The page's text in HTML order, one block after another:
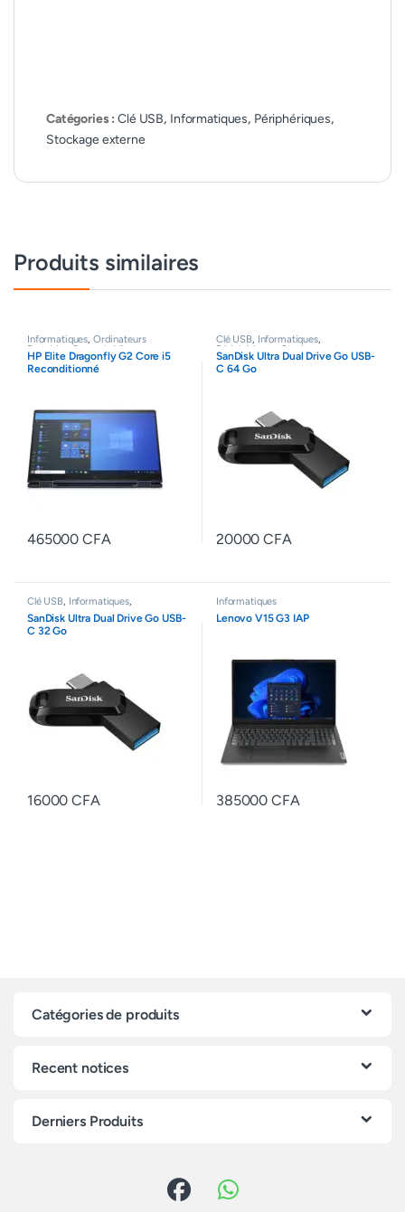
Catégories :Clé USB, Informatiques, Périphériques,
Stockage externe
Produits similaires
Informatiques, Ordinateurs
Portables ,Seconde Vie
HP Elite Dragonfly G2 Core i5
Reconditionné
465000CFA
Clé USB, Informatiques,
Périphériques Stockage externe
SanDisk Ultra Dual Drive Go USB-
C 64 Go
20000CFA
Clé USB, Informatiques,
Périphériques Stockage externe
SanDisk Ultra Dual Drive Go USB-
C 32 Go
16000CFA
Informatiques
Lenovo V15 G3 IAP
385000CFA
Catégories de produits
Recent notices
Derniers Produits